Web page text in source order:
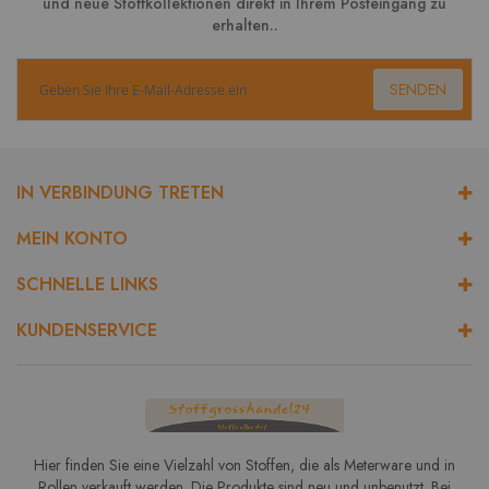
erhalten..
SENDEN
IN VERBINDUNG TRETEN
MEIN KONTO
SCHNELLE LINKS
KUNDENSERVICE
Hier finden Sie eine Vielzahl von Stoffen, die als Meterware und in